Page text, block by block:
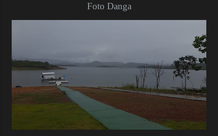
Foto Danga